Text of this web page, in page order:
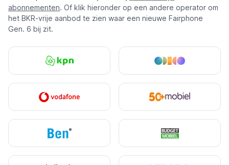
abonnementen. Of klik hieronder op een andere operator om
het BKR-vrije aanbod te zien waar een nieuwe Fairphone
Gen. 6 bij zit.